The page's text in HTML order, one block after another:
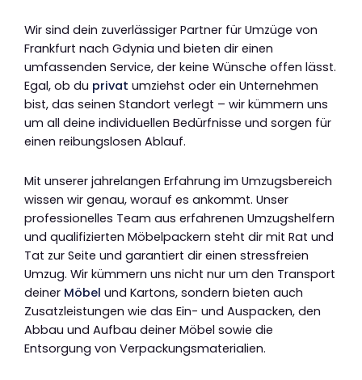
Wir sind dein zuverlässiger Partner für Umzüge von
Frankfurt nach Gdynia und bieten dir einen
umfassenden Service, der keine Wünsche offen lässt.
Egal, ob du privat umziehst oder ein Unternehmen
bist, das seinen Standort verlegt – wir kümmern uns
um all deine individuellen Bedürfnisse und sorgen für
einen reibungslosen Ablauf.
Mit unserer jahrelangen Erfahrung im Umzugsbereich
wissen wir genau, worauf es ankommt. Unser
professionelles Team aus erfahrenen Umzugshelfern
und qualifizierten Möbelpackern steht dir mit Rat und
Tat zur Seite und garantiert dir einen stressfreien
Umzug. Wir kümmern uns nicht nur um den Transport
deiner Möbel und Kartons, sondern bieten auch
Zusatzleistungen wie das Ein- und Auspacken, den
Abbau und Aufbau deiner Möbel sowie die
Entsorgung von Verpackungsmaterialien.